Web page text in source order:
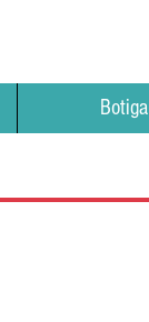
Botiga